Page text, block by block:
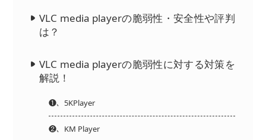
VLC media playerの脆弱性・安全性や評判
は？
VLC media playerの脆弱性に対する対策を
解説！
❶、5KPlayer
❷、KM Player